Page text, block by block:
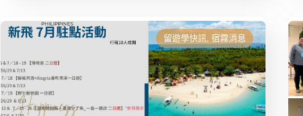
留遊學快訊 宿霧消息